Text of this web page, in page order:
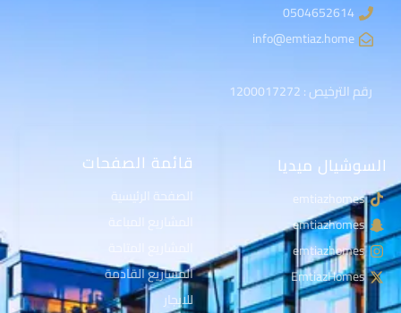
قائمة الصفحات
الصفحة الرئيسية
المشاريع المباعة
المشاريع القادمة
للايجار
السوشيال ميديا
emtiazhomes
emtiazhomes
emtiazhomes
EmtiazHomes
0504652614
info@emtiaz.home
رقم الترخيص : 1200017272